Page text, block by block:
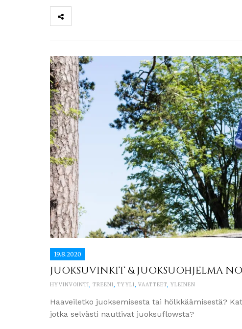
19.8.2020
JUOKSUVINKIT & JUOKSUOHJELMA
HYVINVOINTI, TREENI, TYYLI, VAATTEET, YLEINEN
Haaveiletko juoksemisesta tai hölkkäämisestä?
jotka selvästi nauttivat juoksuflowsta?